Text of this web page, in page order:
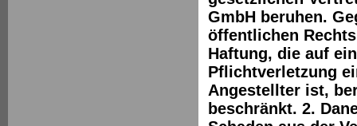
GmbH beruhen.
öffentlichen
Haftung, die auf
Pflichtverletzung
Angestellter ist,
beschränkt. 2.